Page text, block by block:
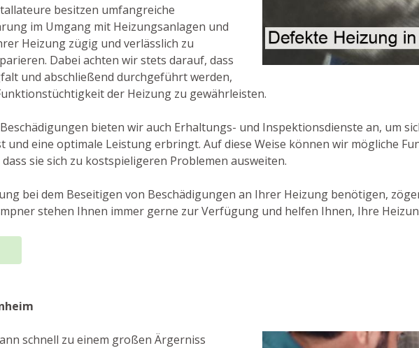
besitzen umfangreiche
im Umgang mit Heizungsanlagen und
Heizung zügig und verlässlich zu
Dabei achten wir stets darauf, dass
und abschließend durchgeführt werden,
der Heizung zu gewährleisten.
bieten wir auch Erhaltungs- und Inspektionsdienste an, um
und eine optimale Leistung erbringt. Auf diese Weise können wir mögliche
sie sich zu kostspieligeren Problemen ausweiten.
bei dem Beseitigen von Beschädigungen an Ihrer Heizung benötigen,
stehen Ihnen immer gerne zur Verfügung und helfen Ihnen, Ihre
schnell zu einem großen Ärgerniss